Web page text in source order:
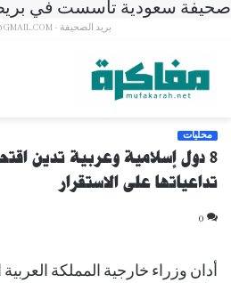
صحيفة سعودية تأسست في بريطانيا
بريد الصحيفة - MUF2014S@GMAIL.COM
محليات
8 دول إسلامية وعربية تدين
تداعياتها على الاستقرار
0
أدان وزراء خارجية المملكة